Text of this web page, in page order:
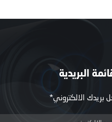
البريدية
بريدك الالكتروني*